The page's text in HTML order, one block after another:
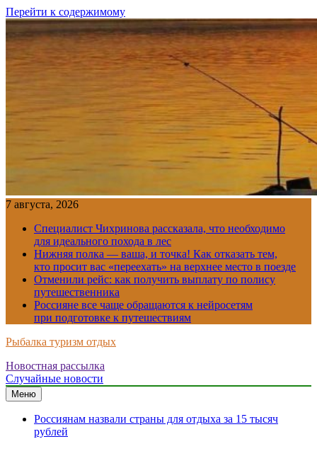
Перейти к содержимому
7 августа, 2026
Специалист Чихринова рассказала, что необходимо
для идеального похода в лес
Нижняя полка — ваша, и точка! Как отказать тем,
кто просит вас «переехать» на верхнее место в поезде
Отменили рейс: как получить выплату по полису
путешественника
Россияне все чаще обращаются к нейросетям
при подготовке к путешествиям
Рыбалка туризм отдых
Новостная рассылка
Случайные новости
Меню
Россиянам назвали страны для отдыха за 15 тысяч
рублей